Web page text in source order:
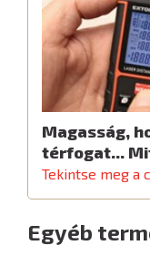
Magasság,
térfogat...
Tekintse meg a
Egyéb